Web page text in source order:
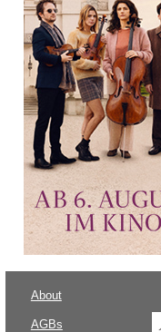
About
AGBs